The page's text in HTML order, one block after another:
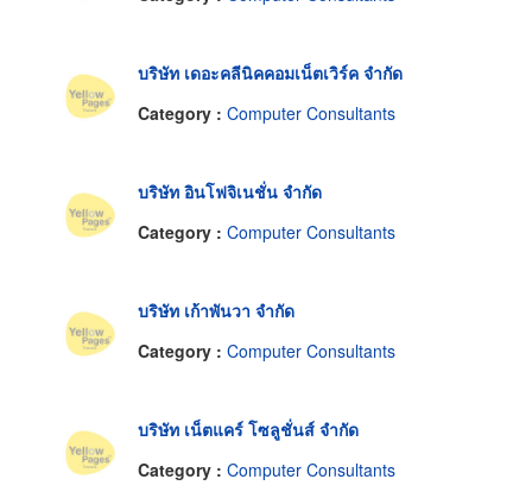
บริษัท เดอะคลีนิคคอมเน็ตเวิร์ค จำกัด
Category : Computer Consultants
บริษัท อินโฟจิเนชั่น จำกัด
Category : Computer Consultants
บริษัท เก้าพันวา จำกัด
Category : Computer Consultants
บริษัท เน็ตแคร์ โซลูชั่นส์ จำกัด
Category : Computer Consultants